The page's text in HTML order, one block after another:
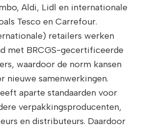
Aldi, Lidl en internationale
Tesco en Carrefour.
retailers werken
met BRCGS-gecertificeerde
waardoor de norm kansen
nieuwe samenwerkingen.
aparte standaarden voor
verpakkingsproducenten,
en distributeurs. Daardoor